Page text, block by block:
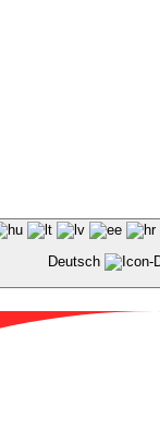
Deutsch